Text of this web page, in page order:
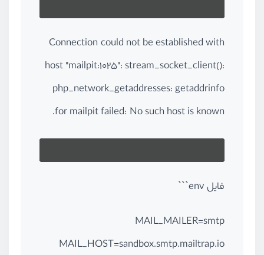
Connection could not be established with
host "mailpit:1025": stream_socket_client():
php_network_getaddresses: getaddrinfo
for mailpit failed: No such host is known.
فایل env```
MAIL_MAILER=smtp
MAIL_HOST=sandbox.smtp.mailtrap.io